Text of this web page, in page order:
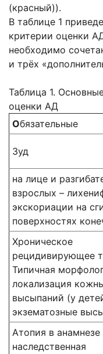
(красный)).
В таблице 1
критерии оценки
необходимо
и трёх
Таблица 1.
оценки АД
Обязательные
Зуд
на лице и
взрослых –
экскориации на
поверхностях
Хроническое
рецидивирующее
Типичная
локализация
высыпаний (у
экзематозные
Атопия в анамнезе
наследственная